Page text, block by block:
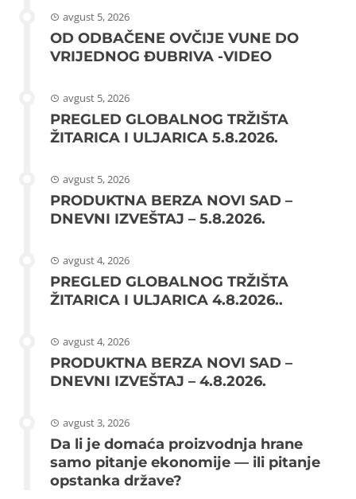
avgust 5, 2026
OD ODBAČENE OVČIJE VUNE DO
VRIJEDNOG ĐUBRIVA -VIDEO
avgust 5, 2026
PREGLED GLOBALNOG TRŽIŠTA
ŽITARICA I ULJARICA 5.8.2026.
avgust 5, 2026
PRODUKTNA BERZA NOVI SAD –
DNEVNI IZVEŠTAJ – 5.8.2026.
avgust 4, 2026
PREGLED GLOBALNOG TRŽIŠTA
ŽITARICA I ULJARICA 4.8.2026..
avgust 4, 2026
PRODUKTNA BERZA NOVI SAD –
DNEVNI IZVEŠTAJ – 4.8.2026.
avgust 3, 2026
Da li je domaća proizvodnja hrane
samo pitanje ekonomije — ili pitanje
opstanka države?